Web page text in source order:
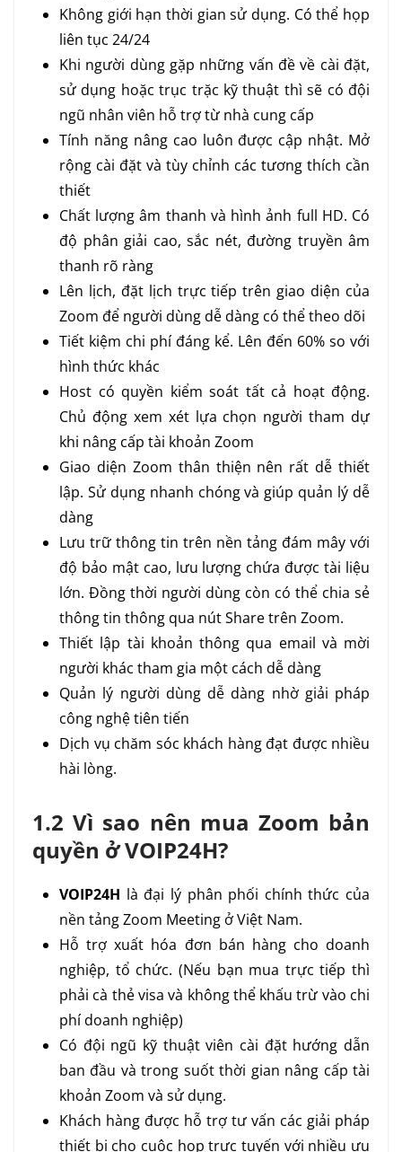
Không giới hạn thời gian sử dụng. Có thể họp
liên tục 24/24
Khi người dùng gặp những vấn đề về cài đặt,
sử dụng hoặc trục trặc kỹ thuật thì sẽ có đội
ngũ nhân viên hỗ trợ từ nhà cung cấp
Tính năng nâng cao luôn được cập nhật. Mở
rộng cài đặt và tùy chỉnh các tương thích cần
thiết
Chất lượng âm thanh và hình ảnh full HD. Có
độ phân giải cao, sắc nét, đường truyền âm
thanh rõ ràng
Lên lịch, đặt lịch trực tiếp trên giao diện của
Zoom để người dùng dễ dàng có thể theo dõi
Tiết kiệm chi phí đáng kể. Lên đến 60% so với
hình thức khác
Host có quyền kiểm soát tất cả hoạt động.
Chủ động xem xét lựa chọn người tham dự
khi nâng cấp tài khoản Zoom
Giao diện Zoom thân thiện nên rất dễ thiết
lập. Sử dụng nhanh chóng và giúp quản lý dễ
dàng
Lưu trữ thông tin trên nền tảng đám mây với
độ bảo mật cao, lưu lượng chứa được tài liệu
lớn. Đồng thời người dùng còn có thể chia sẻ
thông tin thông qua nút Share trên Zoom.
Thiết lập tài khoản thông qua email và mời
người khác tham gia một cách dễ dàng
Quản lý người dùng dễ dàng nhờ giải pháp
công nghệ tiên tiến
Dịch vụ chăm sóc khách hàng đạt được nhiều
hài lòng.
1.2 Vì sao nên mua Zoom bản
quyền ở VOIP24H?
VOIP24H là đại lý phân phối chính thức của
nền tảng Zoom Meeting ở Việt Nam.
Hỗ trợ xuất hóa đơn bán hàng cho doanh
nghiệp, tổ chức. (Nếu bạn mua trực tiếp thì
phải cà thẻ visa và không thể khấu trừ vào chi
phí doanh nghiệp)
Có đội ngũ kỹ thuật viên cài đặt hướng dẫn
ban đầu và trong suốt thời gian nâng cấp tài
khoản Zoom và sử dụng.
Khách hàng được hỗ trợ tư vấn các giải pháp
thiết bị cho cuộc họp trực tuyến với nhiều ưu